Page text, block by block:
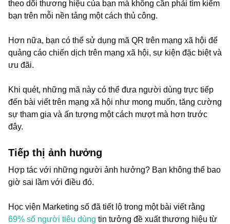
theo dõi thương hiệu của bạn mà không cần phải tìm kiếm
bạn trên mỗi nền tảng một cách thủ công.
Hơn nữa, bạn có thể sử dụng mã QR trên mạng xã hội để
quảng cáo chiến dịch trên mạng xã hội, sự kiện đặc biệt và
ưu đãi.
Khi quét, những mã này có thể đưa người dùng trực tiếp
đến bài viết trên mạng xã hội như mong muốn, tăng cường
sự tham gia và ấn tượng một cách mượt mà hơn trước
đây.
Tiếp thị ảnh hưởng
Hợp tác với những người ảnh hưởng? Bạn không thể bao
giờ sai lầm với điều đó.
Học viện Marketing số đã tiết lộ trong một bài viết rằng
69% số người tiêu dùng tin tưởng đề xuất thương hiệu từ